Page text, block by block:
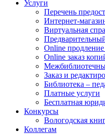
Услуги
Перечень
Интернет-
Виртуальная
Online
Online заказ
Заказ и
Библиотека –
Платные услуги
Бесплатная
Конкурсы
Вологодская
Коллегам